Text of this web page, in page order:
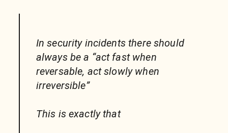
In security incidents there should
always be a “act fast when
reversable, act slowly when
irreversible”
This is exactly that